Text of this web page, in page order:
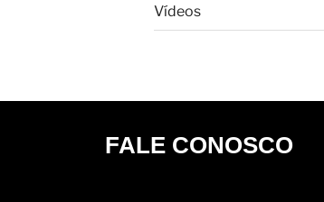
Vídeos
FALE CONOSCO